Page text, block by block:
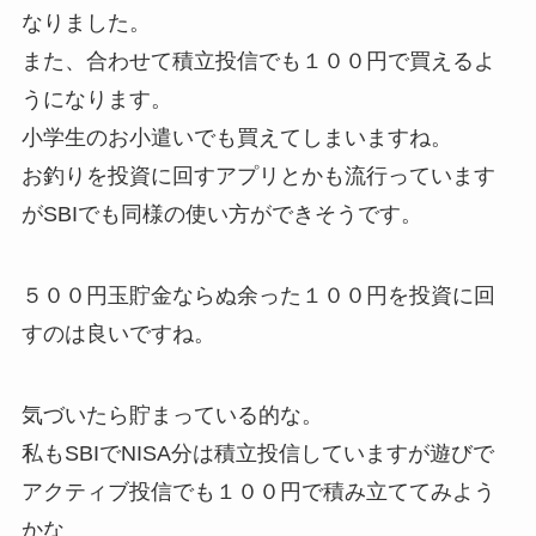
なりました。
また、合わせて積立投信でも１００円で買えるよ
うになります。
小学生のお小遣いでも買えてしまいますね。
お釣りを投資に回すアプリとかも流行っています
がSBIでも同様の使い方ができそうです。
５００円玉貯金ならぬ余った１００円を投資に回
すのは良いですね。
気づいたら貯まっている的な。
私もSBIでNISA分は積立投信していますが遊びで
アクティブ投信でも１００円で積み立ててみよう
かな